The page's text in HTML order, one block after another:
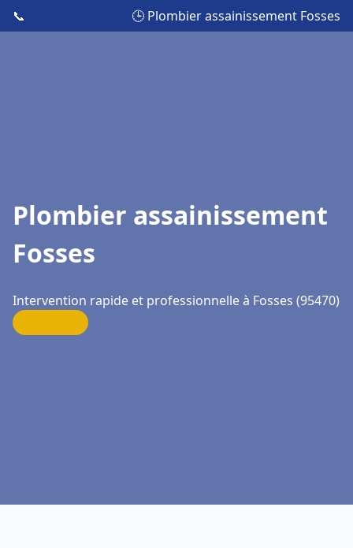
📞 🕒 Plombier assainissement Fosses
Plombier assainissement
Fosses
Intervention rapide et professionnelle à Fosses (95470)